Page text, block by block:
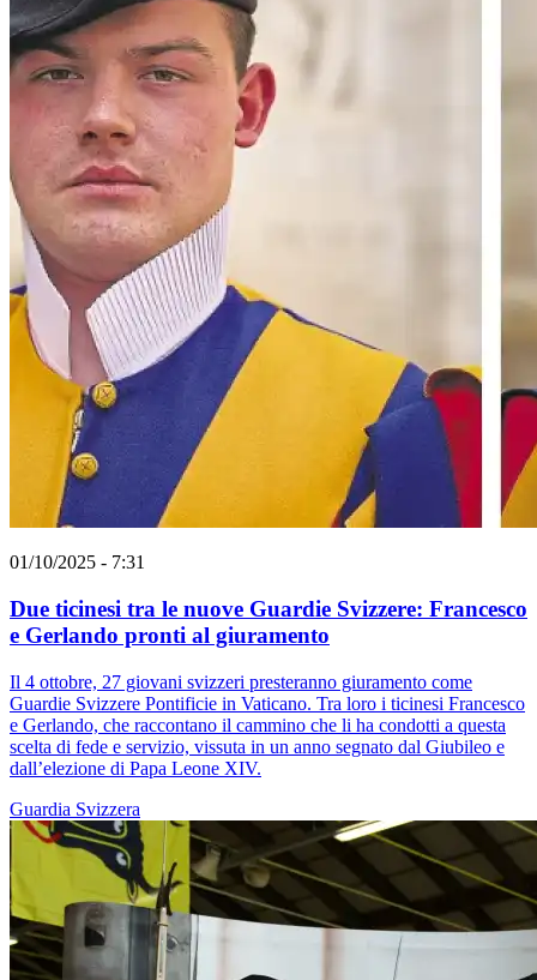
01/10/2025 - 7:31
Due ticinesi tra le nuove Guardie Svizzere: Francesco
e Gerlando pronti al giuramento
Il 4 ottobre, 27 giovani svizzeri presteranno giuramento come
Guardie Svizzere Pontificie in Vaticano. Tra loro i ticinesi Francesco
e Gerlando, che raccontano il cammino che li ha condotti a questa
scelta di fede e servizio, vissuta in un anno segnato dal Giubileo e
dall’elezione di Papa Leone XIV.
Guardia Svizzera